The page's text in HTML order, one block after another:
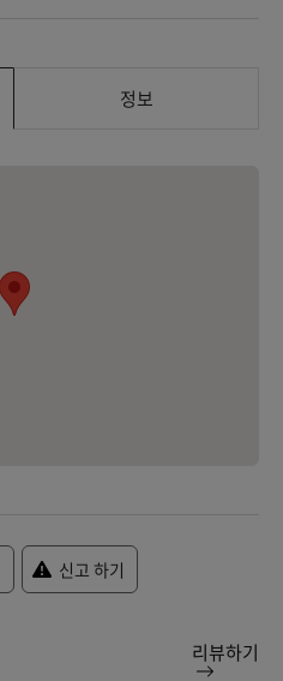
정보
신고 하기
리뷰하기